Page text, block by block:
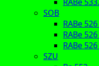
SOB
RABe
RABe
RABe
SZU